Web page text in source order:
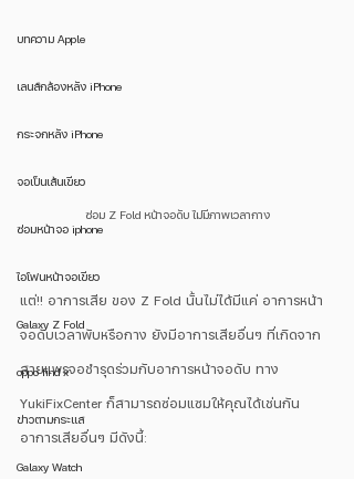
บทความ Apple
เลนส์กล้องหลัง iPhone
กระจกหลัง iPhone
จอเป็นเส้นเขียว
ซ่อมหน้าจอ iphone
ไอโฟนหน้าจอเขียว
Galaxy Z Fold
oppo find x
ข่าวตามกระแส
Galaxy Watch
ซ่อม Z Fold หน้าจอดับ ไม่มีภาพเวลากาง
แต่!! อาการเสีย ของ Z Fold นั้นไม่ได้มีแค่ อาการหน้า
จอดับเวลาพับหรือกาง ยังมีอาการเสียอื่นๆ ที่เกิดจาก
สายแพรจอชำรุดร่วมกับอาการหน้าจอดับ ทาง
YukiFixCenter ก็สามารถซ่อมแซมให้คุณได้เช่นกัน
อาการเสียอื่นๆ มีดังนี้: